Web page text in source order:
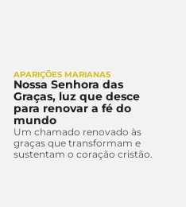
APARIÇÕES MARIANAS
Nossa Senhora das
Graças, luz que desce
para renovar a fé do
mundo
Um chamado renovado às
graças que transformam e
sustentam o coração cristão.